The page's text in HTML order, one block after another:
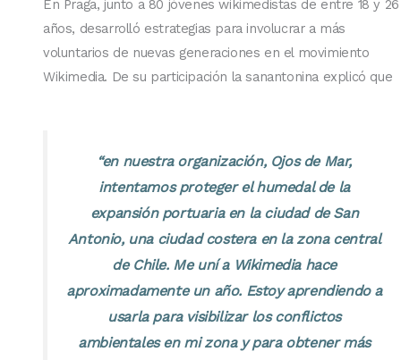
En Praga, junto a 80 jóvenes wikimedistas de entre 18 y 26
años, desarrolló estrategias para involucrar a más
voluntarios de nuevas generaciones en el movimiento
Wikimedia. De su participación la sanantonina explicó que
“en nuestra organización, Ojos de Mar,
intentamos proteger el humedal de la
expansión portuaria en la ciudad de San
Antonio, una ciudad costera en la zona central
de Chile. Me uní a Wikimedia hace
aproximadamente un año. Estoy aprendiendo a
usarla para visibilizar los conflictos
ambientales en mi zona y para obtener más